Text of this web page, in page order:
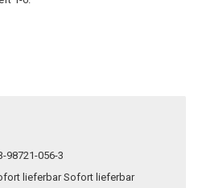
98721-056-3
Sofort lieferbar